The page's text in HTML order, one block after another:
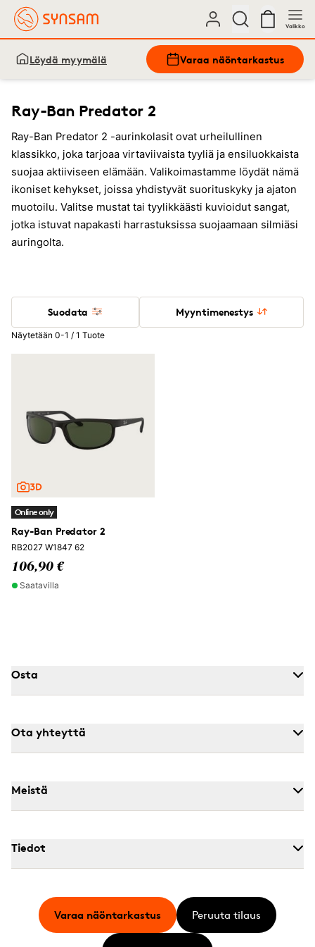
Valikko
Löydä myymälä Varaa näöntarkastus
Ray-Ban Predator 2
Ray-Ban Predator 2 -aurinkolasit ovat urheilullinen
klassikko, joka tarjoaa virtaviivaista tyyliä ja ensiluokkaista
suojaa aktiiviseen elämään. Valikoimastamme löydät nämä
ikoniset kehykset, joissa yhdistyvät suorituskyky ja ajaton
muotoilu. Valitse mustat tai tyylikkäästi kuvioidut sangat,
jotka istuvat napakasti harrastuksissa suojaamaan silmiäsi
auringolta.
Suodata Myyntimenestys
Näytetään 0-1 / 1 Tuote
Online only
Ray-Ban Predator 2
RB2027 W1847 62
106,90 €
Saatavilla
Osta
Ota yhteyttä
Meistä
Tiedot
Varaa näöntarkastus Peruuta tilaus